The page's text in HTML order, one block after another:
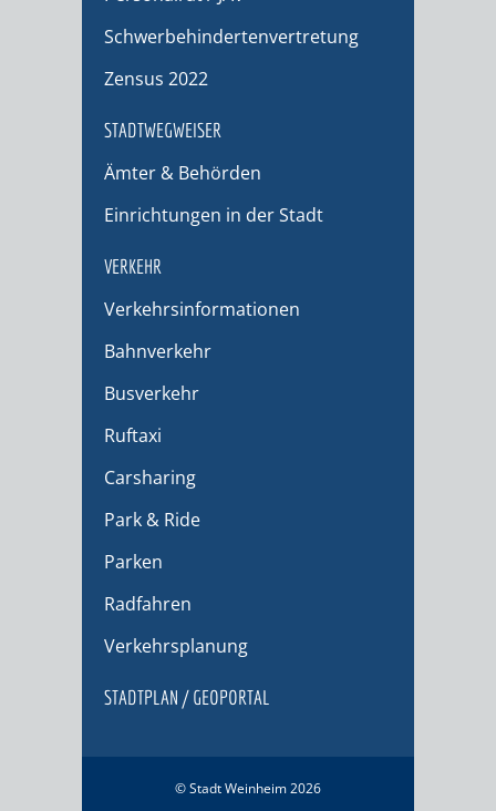
Schwerbehindertenvertretung
Zensus 2022
STADTWEGWEISER
Ämter & Behörden
Einrichtungen in der Stadt
VERKEHR
Verkehrsinformationen
Bahnverkehr
Busverkehr
Ruftaxi
Carsharing
Park & Ride
Parken
Radfahren
Verkehrsplanung
STADTPLAN / GEOPORTAL
© Stadt Weinheim 2026